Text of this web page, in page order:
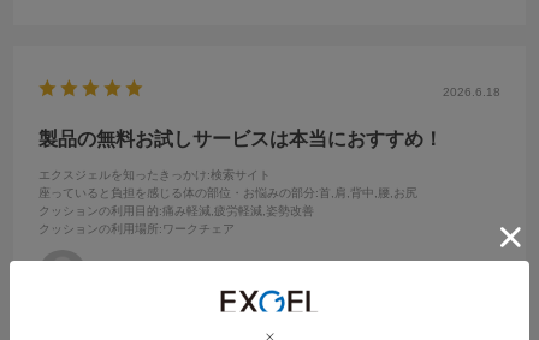
2026.6.18
製品の無料お試しサービスは本当におすすめ！
エクスジェルを知ったきっかけ :検索サイト
座っていると負担を感じる体の部位・お悩みの部分:首,肩,背中,腰,お尻
クッションの利用目的:痛み軽減,疲労軽減,姿勢改善
クッションの利用場所:ワークチェア
性別: 男性 身長: